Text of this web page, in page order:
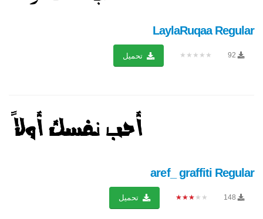
LaylaRuqaa Regular
92
★★★★★ تحميل
aref_ graffiti Regular
148
★★★★★ تحميل